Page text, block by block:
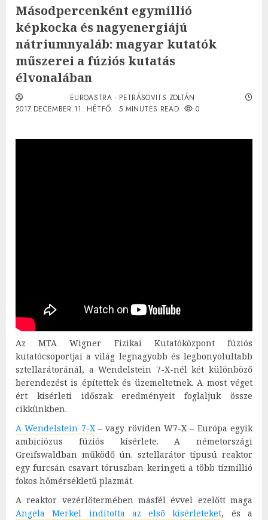
Másodpercenként egymillió
képkocka és nagyenergiájú
nátriumnyaláb: magyar kutatók
műszerei a fúziós kutatás
élvonalában
EUROASTRA - PETRÁSOVITS ZOLTÁN
2017.DECEMBER.11. HÉTFŐ.
5 MINUTES READ 0
Az MTA Wigner Fizikai Kutatóközpont fúziós
kutatócsoportjai a világ legnagyobb és legbonyolultabb
sztellarátoránál, a Wendelstein 7-X-nél két különböző
berendezést is építettek és üzemeltetnek. A most véget
ért kísérleti időszak eredményeit foglaljuk össze
cikkünkben.
A Wendelstein 7-X– vagy röviden W7-X – Európa egyik
ambiciózus fúziós kísérlete. A németországi
Greifswaldban működő ún. sztellarátor típusú reaktor
egy furcsán csavart tóruszban keringeti a több tízmillió
fokos hőmérsékletű plazmát.
A reaktor vezérlőtermében másfél évvel ezelőtt maga
Angela Merkel indította az első kísérleteket, és a